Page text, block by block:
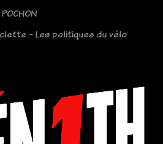
- Les politiques du vélo